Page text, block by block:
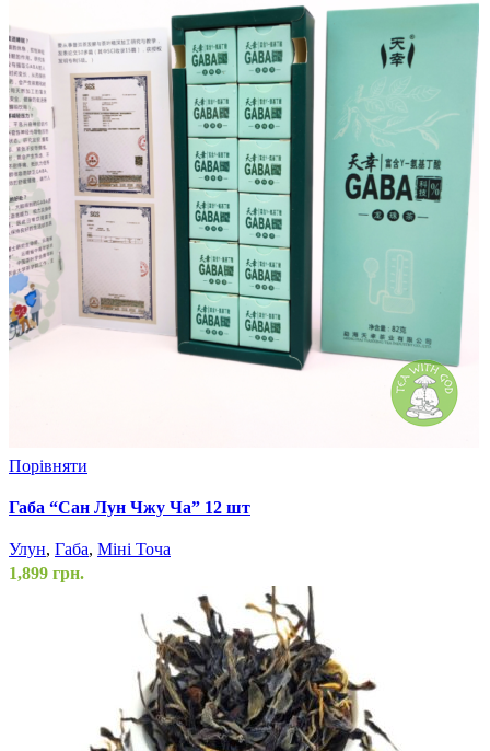
Порівняти
Габа “Сан Лун Чжу Ча” 12 шт
Улун, Габа, Міні Точа
1,899 грн.